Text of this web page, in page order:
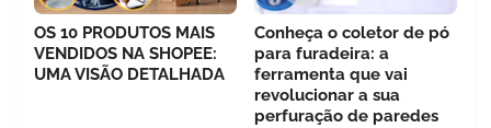
OS 10 PRODUTOS MAIS
VENDIDOS NA SHOPEE:
UMA VISÃO DETALHADA
Conheça o coletor de pó
para furadeira: a
ferramenta que vai
revolucionar a sua
perfuração de paredes